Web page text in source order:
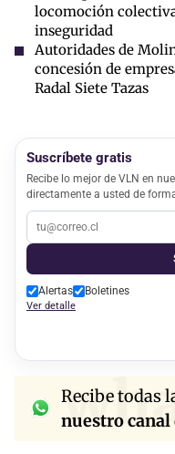
locomoción
inseguridad
Autoridades de
concesión de
Radal Siete Tazas
Suscríbete gratis
Recibe lo mejor de VLN en
directamente a usted de
Alertas Boletines
Ver detalle
Recibe todas
nuestro canal